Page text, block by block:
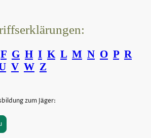
F G H I K L M N O P R
V W Z
zum Jäger: